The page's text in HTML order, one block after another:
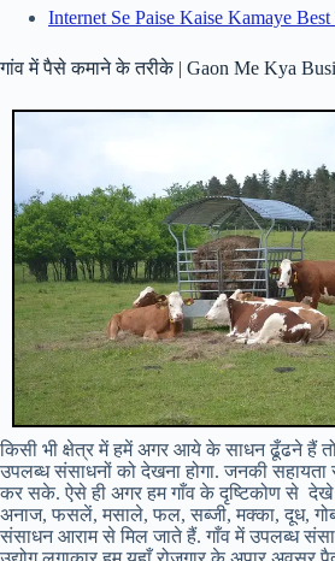
Internet Se Paise Kaise Kamaye
गांव में पैसे कमाने के तरीके | Gaon Me Kya
किसी भी क्षेत्र में हमें अगर आये के साधन ढूँढने हैं
उपलब्ध संसाधनों को देखना होगा. जनकी
कर सके. ऐसे ही अगर हम गाँव के दृष्टिकोण से देखे
अनाज, फसलें, मसाले, फल, सब्जी, मक्का, दूध,
संसाधन आराम से मिल जाते हैं. गाँव में उपलब्ध